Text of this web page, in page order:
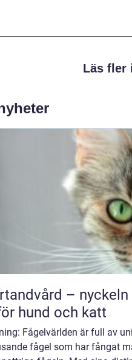
Läs fler
–
hund och katt
Fågelvärlden är full av
fågel som har fångat